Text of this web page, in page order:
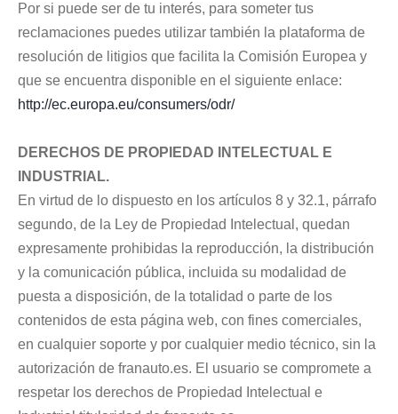
Por si puede ser de tu interés, para someter tus
reclamaciones puedes utilizar también la plataforma de
resolución de litigios que facilita la Comisión Europea y
que se encuentra disponible en el siguiente enlace:
http://ec.europa.eu/consumers/odr/
DERECHOS DE PROPIEDAD INTELECTUAL E
INDUSTRIAL.
En virtud de lo dispuesto en los artículos 8 y 32.1, párrafo
segundo, de la Ley de Propiedad Intelectual, quedan
expresamente prohibidas la reproducción, la distribución
y la comunicación pública, incluida su modalidad de
puesta a disposición, de la totalidad o parte de los
contenidos de esta página web, con fines comerciales,
en cualquier soporte y por cualquier medio técnico, sin la
autorización de franauto.es. El usuario se compromete a
respetar los derechos de Propiedad Intelectual e